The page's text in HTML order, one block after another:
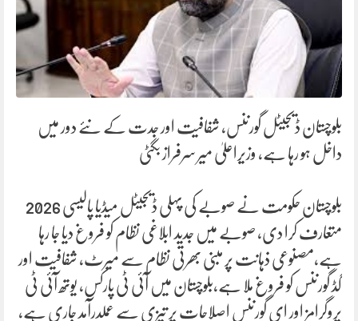
بلوچستان ڈیجیٹل گورننس، شفافیت اور جدت کے نئے دور میں
داخل ہو رہا ہے، وزیراعلیٰ میر سرفراز بگٹی
بلوچستان حکومت نے صوبے کی پہلی ڈیجیٹل میڈیا پالیسی 2026
متعارف کرا دی، صوبے میں جدید ابلاغی نظام کو فروغ دیا جا رہا
ہے،مصنوعی ذہانت پر مبنی بھرتی نظام سے میرٹ، شفافیت اور
گڈ گورننس کو فروغ ملا ہے،بلوچستان میں آئی ٹی پارکس، یوتھ آئی ٹی
پروگرامز اور ای گورننس اصلاحات پر تیزی سے عملدرآمد جاری ہے،